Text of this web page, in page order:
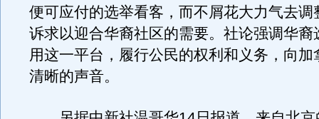
便可应付的选举看客，而不屑花大力气去调
诉求以迎合华裔社区的需要。社论强调华裔
用这一平台，履行公民的权利和义务，向加
清晰的声音。